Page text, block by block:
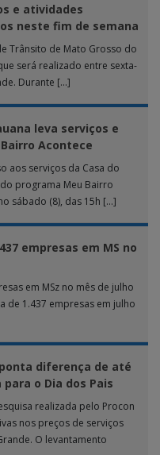
e atividades
neste fim de semana
Trânsito de Mato Grosso do
será realizado entre sexta-
Durante […]
leva serviços e
Acontece
aos serviços da Casa do
programa Meu Bairro
sábado (8), das 15h […]
empresas em MS no
em MSz no mês de julho
de 1.437 empresas em julho
diferença de até
o Dia dos Pais
realizada pelo Procon
nos preços de serviços
O levantamento